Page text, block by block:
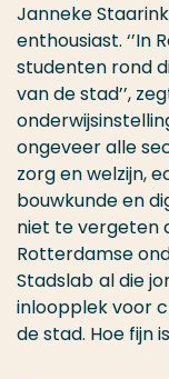
Janneke
enthousiast.
studenten rond
van de stad’’,
ongeveer alle
zorg en welzijn,
bouwkunde en
niet te vergeten
Rotterdamse
Stadslab al die
inloopplek voor
de stad. Hoe fijn is